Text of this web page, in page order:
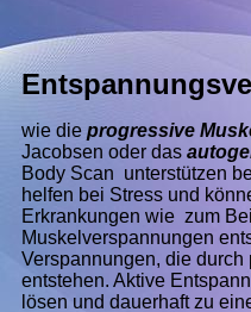
wie die progressive
Jacobsen oder das
Body Scan unterstützen
helfen bei Stress und
Erkrankungen wie zum
Muskelverspannungen
Verspannungen, die durch
entstehen. Aktive
lösen und dauerhaft zu